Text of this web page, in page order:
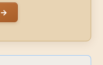
→